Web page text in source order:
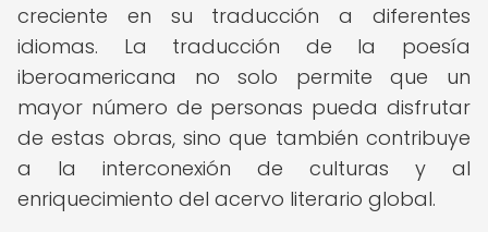
creciente en su traducción a diferentes
idiomas. La traducción de la poesía
iberoamericana no solo permite que un
mayor número de personas pueda disfrutar
de estas obras, sino que también contribuye
a la interconexión de culturas y al
enriquecimiento del acervo literario global.